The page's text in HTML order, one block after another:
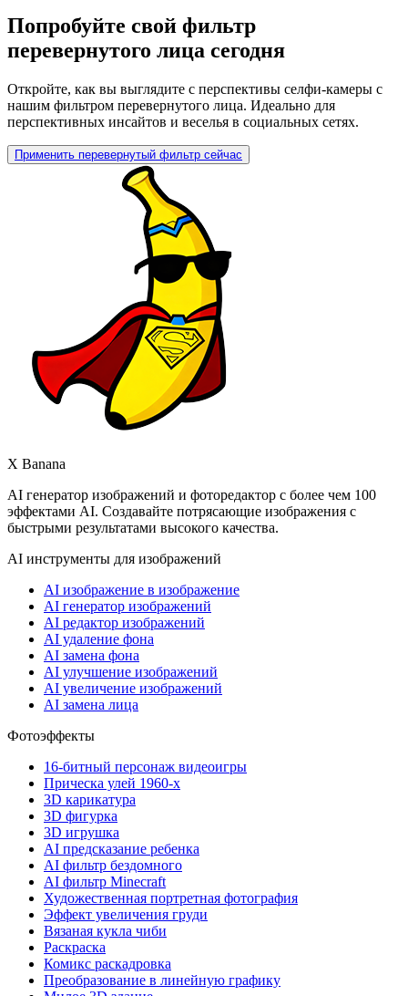
Попробуйте свой фильтр
перевернутого лица сегодня
Откройте, как вы выглядите с перспективы селфи-камеры с
нашим фильтром перевернутого лица. Идеально для
перспективных инсайтов и веселья в социальных сетях.
Применить перевернутый фильтр сейчас
X Banana
AI генератор изображений и фоторедактор с более чем 100
эффектами AI. Создавайте потрясающие изображения с
быстрыми результатами высокого качества.
AI инструменты для изображений
AI изображение в изображение
AI генератор изображений
AI редактор изображений
AI удаление фона
AI замена фона
AI улучшение изображений
AI увеличение изображений
AI замена лица
Фотоэффекты
16-битный персонаж видеоигры
Прическа улей 1960-х
3D карикатура
3D фигурка
3D игрушка
AI предсказание ребенка
AI фильтр бездомного
AI фильтр Minecraft
Художественная портретная фотография
Эффект увеличения груди
Вязаная кукла чиби
Раскраска
Комикс раскадровка
Преобразование в линейную графику